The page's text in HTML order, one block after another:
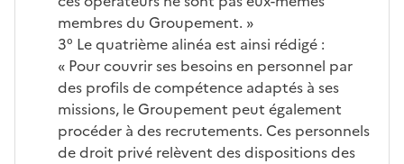
membres du Groupement. »
3° Le quatrième alinéa est ainsi rédigé :
« Pour couvrir ses besoins en personnel par
des profils de compétence adaptés à ses
missions, le Groupement peut également
procéder à des recrutements. Ces personnels
de droit privé relèvent des dispositions des